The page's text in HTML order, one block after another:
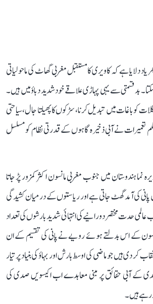
دلایا ہے کہ کاویری کا مستقبل مغربی گھاٹ کی ماحولیاتی
بدقسمتی سے یہی پہاڑی علاقے خود شدید دباؤ میں ہیں۔
کو باغات میں تبدیل کرنا، سڑکوں کا پھیلتا جال، سیاحتی
تعمیرات نے آبی ذخیرہ گاہوں کے قدرتی نظام کو مسلسل
نما ہندوستان میں جنوب مغربی مانسون اکثر کمزور پڑ جاتا
کی آمد گھٹ جاتی ہے اور ریاستوں کے درمیان کشیدگی
حدت مختصر دورانیے کی انتہائی شدید بارشوں کی تعداد
کے اس بدلتے ہوئے رویے نے پانی کی تقسیم کے ان
کر دی ہیں جو ماضی کی اوسط بارش اور بہاؤ کی بنیاد پر تیار
کے آبی حقائق پر مبنی معاہدے اب اکیسویں صدی کی
رہے ہیں۔